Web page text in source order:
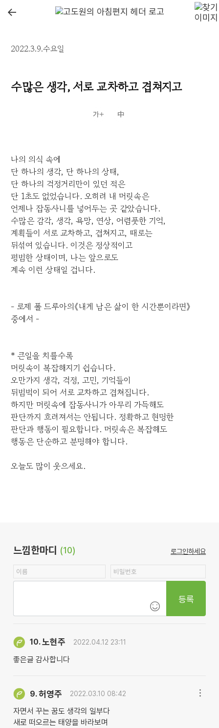
←
2022.3.9.수요일
수많은 생각, 서로 교차하고 겹쳐지고
나의 의식 속에
단 하나의 생각, 단 하나의 상태,
단 하나의 걱정거리만이 있던 적은
단 1초도 없었습니다. 오히려 내 머릿속은
언제나 잡동사니를 넣어두는 곳 같았습니다.
수많은 감각, 생각, 욕망, 연상, 어렴풋한 기억,
계획들이 서로 교차하고, 겹쳐지고, 때로는
뒤섞여 있습니다. 이것은 정상적이고
평범한 상태이며, 나는 앞으로도
계속 이런 상태일 겁니다.
- 로제 폴 드루아의《내게 남은 삶이 한 시간뿐이라면》
중에서 -
* 큰일을 치를수록
머릿속이 복잡해지기 쉽습니다.
오만가지 생각, 걱정, 고민, 기억들이
뒤범벅이 되어 서로 교차하고 겹쳐집니다.
하지만 머릿속에 잡동사니가 아무리 가득해도
판단까지 흐려져서는 안됩니다. 정확하고 현명한
판단과 행동이 필요합니다. 머릿속은 복잡해도
행동은 단순하고 분명해야 합니다.
오늘도 많이 웃으세요.
느낌한마디 (10) 로그인하세요
등록
10.노현주 2022.04.12 23:11
좋은글 감사합니다
9.허영주 2022.03.10 08:42
자면서 꾸는 꿈도 생각의 일부다
새로 떠오르는 태양을 바라보며